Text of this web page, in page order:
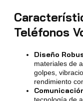
Teléfonos
Diseño
materiales de
golpes,
rendimiento
tecnología de